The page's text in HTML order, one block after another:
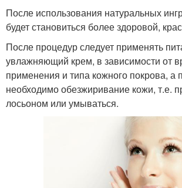
После использования натуральных
будет становиться более здоровой,
После процедур следует применять
увлажняющий крем, в зависимости от
применения и типа кожного покрова, а
необходимо обезжиривание кожи, т.е.
лосьоном или умываться.